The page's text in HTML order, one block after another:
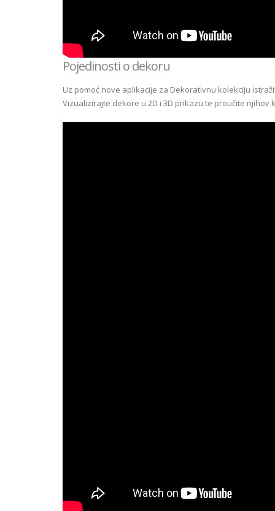
Pojedinosti o dekoru
Uz pomoć nove aplikacije za Dekorativnu kolekciju
Vizualizirajte dekore u 2D i 3D prikazu te proučite